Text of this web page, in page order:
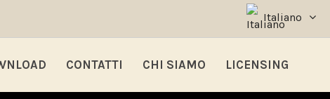
Italiano
CONTATTI CHI SIAMO LICENSING